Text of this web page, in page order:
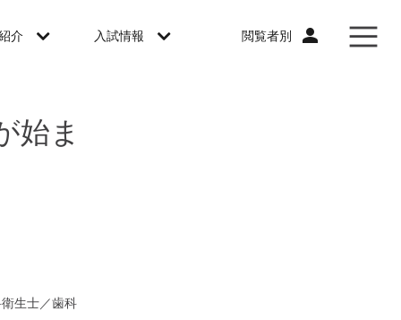
介 入試情報 閲覧者別
始ま
生士／歯科